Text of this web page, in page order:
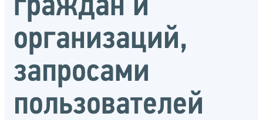
граждан и
организаций,
запросами
пользователей